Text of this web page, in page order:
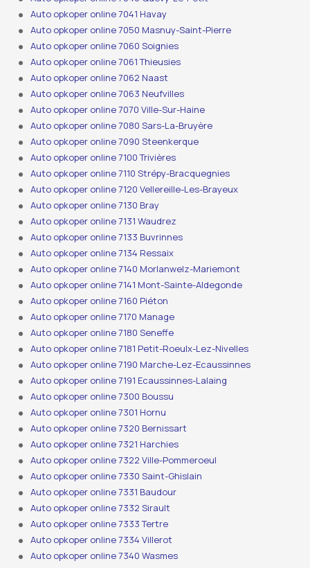
Auto opkoper online 7041 Havay
Auto opkoper online 7050 Masnuy-Saint-Pierre
Auto opkoper online 7060 Soignies
Auto opkoper online 7061 Thieusies
Auto opkoper online 7062 Naast
Auto opkoper online 7063 Neufvilles
Auto opkoper online 7070 Ville-Sur-Haine
Auto opkoper online 7080 Sars-La-Bruyère
Auto opkoper online 7090 Steenkerque
Auto opkoper online 7100 Trivières
Auto opkoper online 7110 Strépy-Bracquegnies
Auto opkoper online 7120 Vellereille-Les-Brayeux
Auto opkoper online 7130 Bray
Auto opkoper online 7131 Waudrez
Auto opkoper online 7133 Buvrinnes
Auto opkoper online 7134 Ressaix
Auto opkoper online 7140 Morlanwelz-Mariemont
Auto opkoper online 7141 Mont-Sainte-Aldegonde
Auto opkoper online 7160 Piéton
Auto opkoper online 7170 Manage
Auto opkoper online 7180 Seneffe
Auto opkoper online 7181 Petit-Roeulx-Lez-Nivelles
Auto opkoper online 7190 Marche-Lez-Ecaussinnes
Auto opkoper online 7191 Ecaussinnes-Lalaing
Auto opkoper online 7300 Boussu
Auto opkoper online 7301 Hornu
Auto opkoper online 7320 Bernissart
Auto opkoper online 7321 Harchies
Auto opkoper online 7322 Ville-Pommeroeul
Auto opkoper online 7330 Saint-Ghislain
Auto opkoper online 7331 Baudour
Auto opkoper online 7332 Sirault
Auto opkoper online 7333 Tertre
Auto opkoper online 7334 Villerot
Auto opkoper online 7340 Wasmes